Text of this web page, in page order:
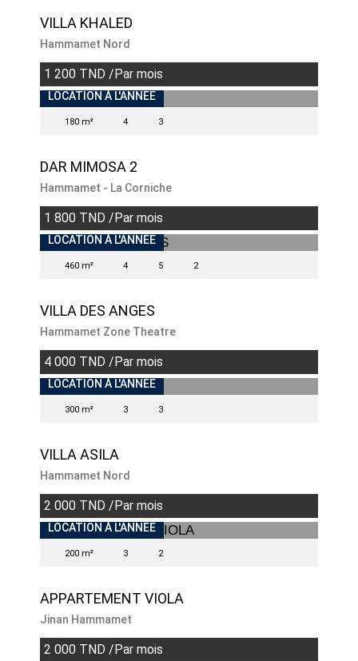
VILLA KHALED
Hammamet Nord
1 200 TND /Par mois
INDISPONIBLE
LOCATION À L'ANNÉE
180 m² 4 3
DAR MIMOSA 2
Hammamet - La Corniche
1 800 TND /Par mois
INDISPONIBLE
LOCATION À L'ANNÉE
460 m² 4 5 2
VILLA DES ANGES
Hammamet Zone Theatre
4 000 TND /Par mois
INDISPONIBLE
LOCATION À L'ANNÉE
300 m² 3 3
VILLA ASILA
Hammamet Nord
2 000 TND /Par mois
INDISPONIBLE
LOCATION À L'ANNÉE
200 m² 3 2
APPARTEMENT VIOLA
Jinan Hammamet
2 000 TND /Par mois